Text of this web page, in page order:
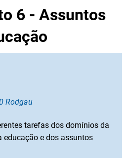
Русский
Deutsch
6 - Assuntos
Rodgau
tarefas dos domínios da
educação e dos assuntos